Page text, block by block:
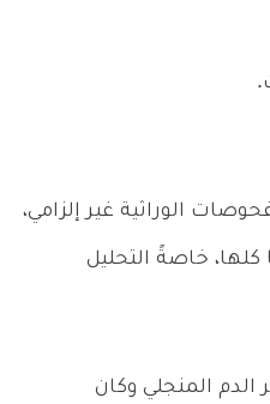
الوراثية غير إلزامي،
كلها، خاصةً التحليل
الدم المنجلي وكان